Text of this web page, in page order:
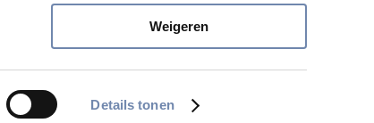
Details tonen
Weigeren